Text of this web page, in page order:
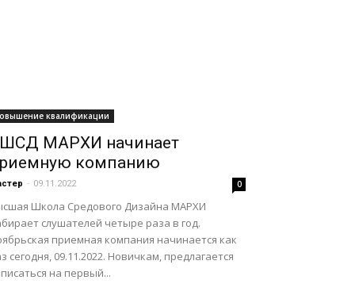
квалификации
МАРХИ начинает
компанию
- 09.11.2022 0
Школа Средового Дизайна МАРХИ
слушателей четыре раза в год.
приемная компания начинается как
сегодня, 09.11.2022. Новичкам, предлагается
на первый...